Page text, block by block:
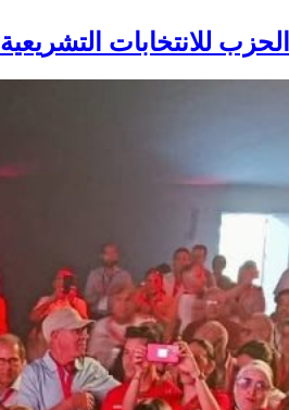
للانتخابات التشريعية